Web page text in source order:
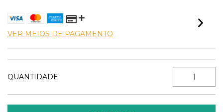
VER MEIOS DE PAGAMENTO
QUANTIDADE